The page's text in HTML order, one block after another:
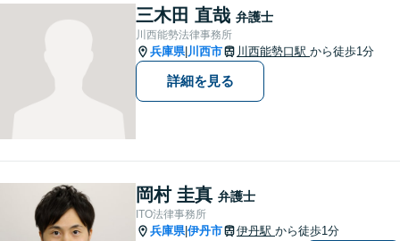
交通事故／企業法務など、幅
広く対応可能。【夜間／休日
対応可能】まずはお気軽にご
連絡ください。
三木田 直哉 弁護士
川西能勢法律事務所
兵庫県| 川西市 川西能勢口駅 から徒歩1分
詳細を見る
岡村 圭真 弁護士
ITO法律事務所
兵庫県|伊丹市 伊丹駅 から徒歩1分